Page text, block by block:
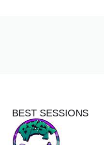
BEST SESSIONS